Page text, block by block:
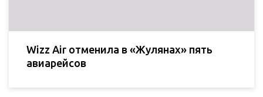
Wizz Air отменила в «Жулянах» пять
авиарейсов